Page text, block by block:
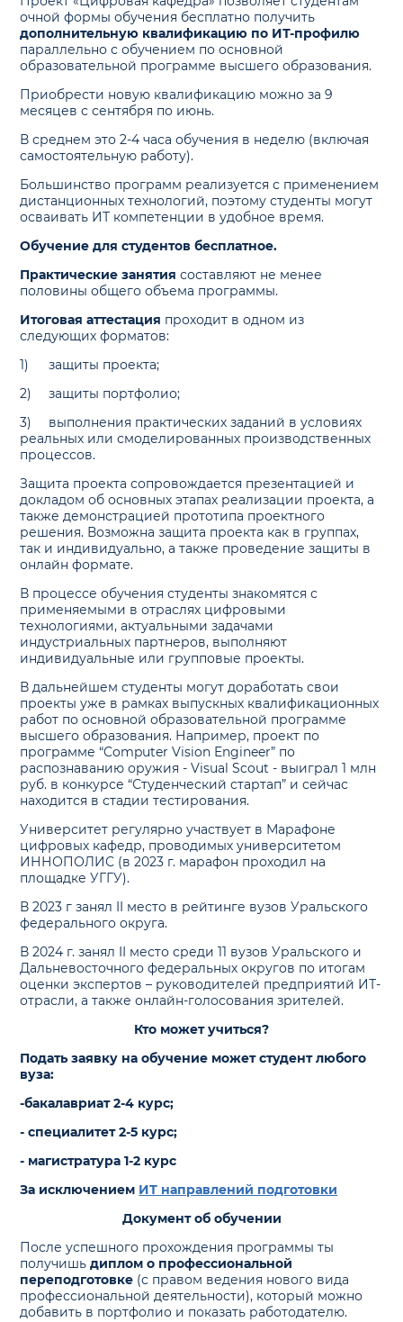
очной формы обучения бесплатно получить
дополнительную квалификацию по ИТ-профилю
параллельно с обучением по основной
образовательной программе высшего образования.
Приобрести новую квалификацию можно за 9
месяцев с сентября по июнь.
В среднем это 2-4 часа обучения в неделю (включая
самостоятельную работу).
Большинство программ реализуется с применением
дистанционных технологий, поэтому студенты могут
осваивать ИТ компетенции в удобное время.
Обучение для студентов бесплатное.
Практические занятия составляют не менее
половины общего объема программы.
Итоговая аттестация проходит в одном из
следующих форматов:
1)
защиты проекта;
2)
защиты портфолио;
3)
выполнения практических заданий в условиях
реальных или смоделированных производственных
процессов.
Защита проекта сопровождается презентацией и
докладом об основных этапах реализации проекта, а
также демонстрацией прототипа проектного
решения. Возможна защита проекта как в группах,
так и индивидуально, а также проведение защиты в
онлайн формате.
В процессе обучения студенты знакомятся с
применяемыми в отраслях цифровыми
технологиями, актуальными задачами
индустриальных партнеров, выполняют
индивидуальные или групповые проекты.
В дальнейшем студенты могут доработать свои
проекты уже в рамках выпускных квалификационных
работ по основной образовательной программе
высшего образования. Например, проект по
программе “Computer Vision Engineer” по
распознаванию оружия - Visual Scout - выиграл 1 млн
руб. в конкурсе “Студенческий стартап” и сейчас
находится в стадии тестирования.
Университет регулярно участвует в Марафоне
цифровых кафедр, проводимых университетом
ИННОПОЛИС (в 2023 г. марафон проходил на
площадке УГГУ).
В 2023 г занял II место в рейтинге вузов Уральского
федерального округа.
В 2024 г. занял II место среди 11 вузов Уральского и
Дальневосточного федеральных округов по итогам
оценки экспертов – руководителей предприятий ИТ-
отрасли, а также онлайн-голосования зрителей.
Кто может учиться?
Подать заявку на обучение может студент любого
вуза:
-бакалавриат 2-4 курс;
- cпециалитет 2-5 курс;
- магистратура 1-2 курс
За исключением ИТ направлений подготовки
Документ об обучении
После успешного прохождения программы ты
получишьдиплом о профессиональной
переподготовке (с правом ведения нового вида
профессиональной деятельности), который можно
добавить в портфолио и показать работодателю.